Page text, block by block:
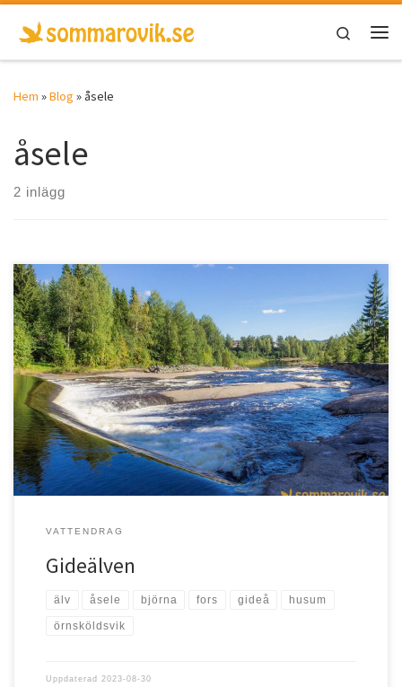
Hoppa till innehåll
Search
Hem »Blog »åsele
åsele
2 inlägg
En skogsälv med en längd på 225km, som går genom Åsele och
mynnar ut i […]
VATTENDRAG
Gideälven
älv åsele björna fors gideå husum
örnsköldsvik
Uppdaterad 2023-08-30